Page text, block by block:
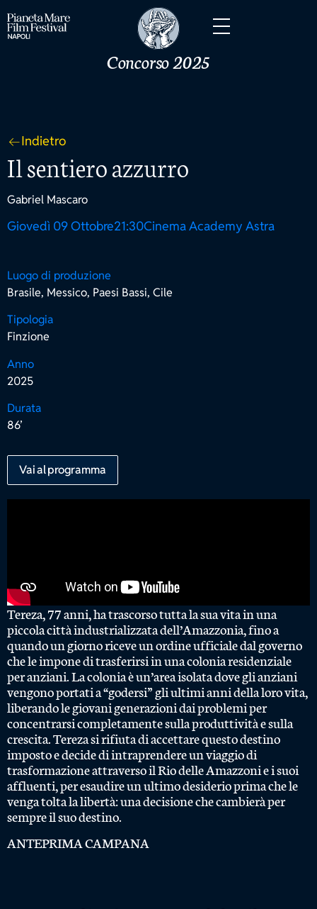
Concorso 2025
Indietro
Il sentiero azzurro
Gabriel Mascaro
Giovedì 09 Ottobre21:30Cinema Academy Astra
Luogo di produzione
Brasile, Messico, Paesi Bassi, Cile
Tipologia
Finzione
Anno
2025
Durata
86’
Vai al programma
Tereza, 77 anni, ha trascorso tutta la sua vita in una
piccola città industrializzata dell’Amazzonia, fino a
quando un giorno riceve un ordine ufficiale dal governo
che le impone di trasferirsi in una colonia residenziale
per anziani. La colonia è un’area isolata dove gli anziani
vengono portati a “godersi” gli ultimi anni della loro vita,
liberando le giovani generazioni dai problemi per
concentrarsi completamente sulla produttività e sulla
crescita. Tereza si rifiuta di accettare questo destino
imposto e decide di intraprendere un viaggio di
trasformazione attraverso il Rio delle Amazzoni e i suoi
affluenti, per esaudire un ultimo desiderio prima che le
venga tolta la libertà: una decisione che cambierà per
sempre il suo destino.
ANTEPRIMA CAMPANA